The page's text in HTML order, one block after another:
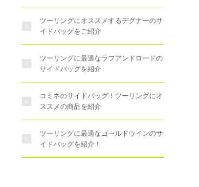
ツーリングにオススメするデグナーのサ
イドバッグをご紹介
ツーリングに最適なラフアンドロードの
サイドバッグを紹介
コミネのサイドバッグ！ツーリングにオ
ススメの商品を紹介
ツーリングに最適なゴールドウインのサ
イドバッグを紹介！